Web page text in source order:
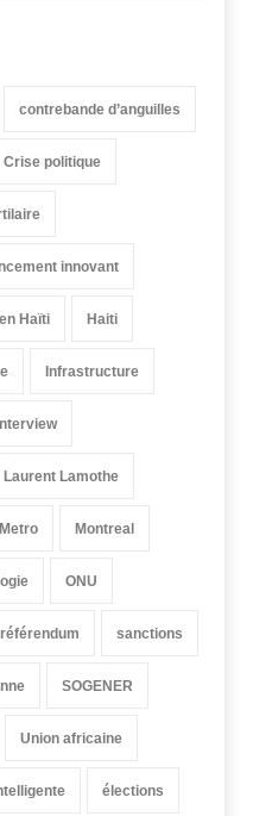
contrebande d’anguilles
Crise politique
innovant
Haïti Haiti
Infrastructure
Interview
Laurent Lamothe
Metro Montreal
ONU
référendum sanctions
SOGENER
Union africaine
élections